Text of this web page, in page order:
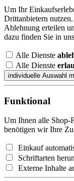
Um Ihr
Drittanbietern
Ablehnung erteilen
dazu finden Sie in
Alle Dienste
Alle Dienste
Funktional
Um Ihnen alle Shop-
benötigen wir Ihre
Einkauf
Schriftarten
Externe Inhalte